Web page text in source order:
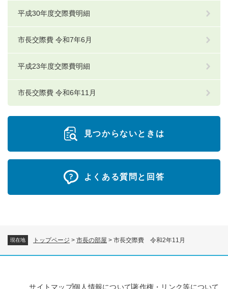
現在地 トップページ > 市長の部屋 > 市長交際費 令和2年11月
平成30年度交際費明細
市長交際費 令和7年6月
平成23年度交際費明細
市長交際費 令和6年11月
見つからないときは
よくある質問と回答
サイトマップ個人情報について著作権・リンク等について